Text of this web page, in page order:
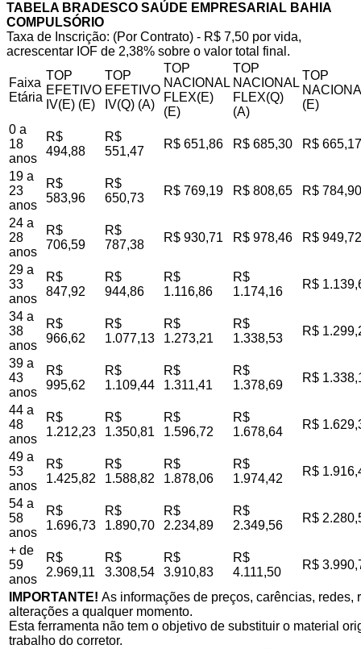
TABELA BRADESCO SAÚDE EMPRESARIAL BAHIA
COMPULSÓRIO
Taxa de Inscrição: (Por Contrato) - R$ 7,50 por vida,
acrescentar IOF de 2,38% sobre o valor total final.
Faixa
Etária
TOP
EFETIVO
IV(E) (E)
TOP
EFETIVO
IV(Q) (A)
TOP
NACIONAL
FLEX(E)
(E)
TOP
NACIONAL
FLEX(Q)
(A)
TOP
(E)
0 a
18
anos
R$
494,88
R$
551,47
R$ 651,86 R$ 685,30 R$ 665,17
19 a
23
anos
R$
583,96
R$
650,73
R$ 769,19 R$ 808,65 R$ 784,90
24 a
28
anos
R$
706,59
R$
787,38
R$ 930,71 R$ 978,46 R$ 949,72
29 a
33
anos
R$
847,92
R$
944,86
R$
1.116,86
R$
1.174,16
R$
34 a
38
anos
R$
966,62
R$
1.077,13
R$
1.273,21
R$
1.338,53
R$
39 a
43
anos
R$
995,62
R$
1.109,44
R$
1.311,41
R$
1.378,69
R$
44 a
48
anos
R$
1.212,23
R$
1.350,81
R$
1.596,72
R$
1.678,64
R$
49 a
53
anos
R$
1.425,82
R$
1.588,82
R$
1.878,06
R$
1.974,42
R$
54 a
58
anos
R$
1.696,73
R$
1.890,70
R$
2.234,89
R$
2.349,56
R$
+ de
59
anos
R$
2.969,11
R$
3.308,54
R$
3.910,83
R$
4.111,50
R$
IMPORTANTE! As informações de preços, carências,
alterações a qualquer momento.
Esta ferramenta não tem o objetivo de substituir o material
trabalho do corretor.